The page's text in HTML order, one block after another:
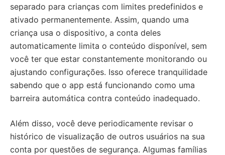
separado para crianças com limites predefinidos e
ativado permanentemente. Assim, quando uma
criança usa o dispositivo, a conta deles
automaticamente limita o conteúdo disponível, sem
você ter que estar constantemente monitorando ou
ajustando configurações. Isso oferece tranquilidade
sabendo que o app está funcionando como uma
barreira automática contra conteúdo inadequado.
Além disso, você deve periodicamente revisar o
histórico de visualização de outros usuários na sua
conta por questões de segurança. Algumas famílias